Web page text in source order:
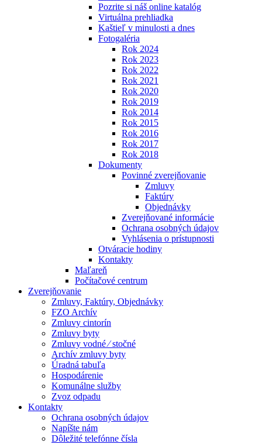
Pozrite si náš online katalóg
Virtuálna prehliadka
Kaštieľ v minulosti a dnes
Fotogaléria
Rok 2024
Rok 2023
Rok 2022
Rok 2021
Rok 2020
Rok 2019
Rok 2014
Rok 2015
Rok 2016
Rok 2017
Rok 2018
Dokumenty
Povinné zverejňovanie
Zmluvy
Faktúry
Objednávky
Zverejňované informácie
Ochrana osobných údajov
Vyhlásenia o prístupnosti
Otváracie hodiny
Kontakty
Maľareň
Počítačové centrum
Zverejňovanie
Zmluvy, Faktúry, Objednávky
FZO Archív
Zmluvy cintorín
Zmluvy byty
Zmluvy vodné ⁄ stočné
Archív zmluvy byty
Úradná tabuľa
Hospodárenie
Komunálne služby
Zvoz odpadu
Kontakty
Ochrana osobných údajov
Napíšte nám
Dôležité telefónne čísla